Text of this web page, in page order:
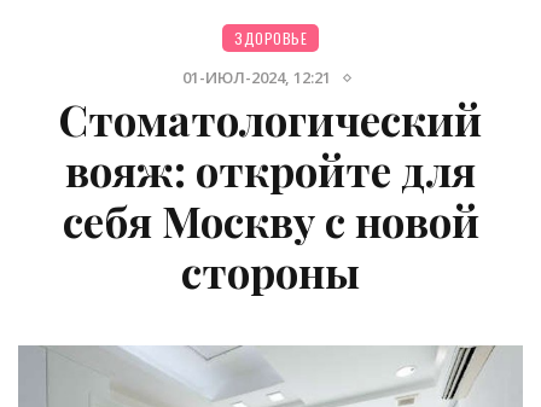
ЗДОРОВЬЕ
01-ИЮЛ-2024, 12:21
Стоматологический
вояж: откройте для
себя Москву с новой
стороны